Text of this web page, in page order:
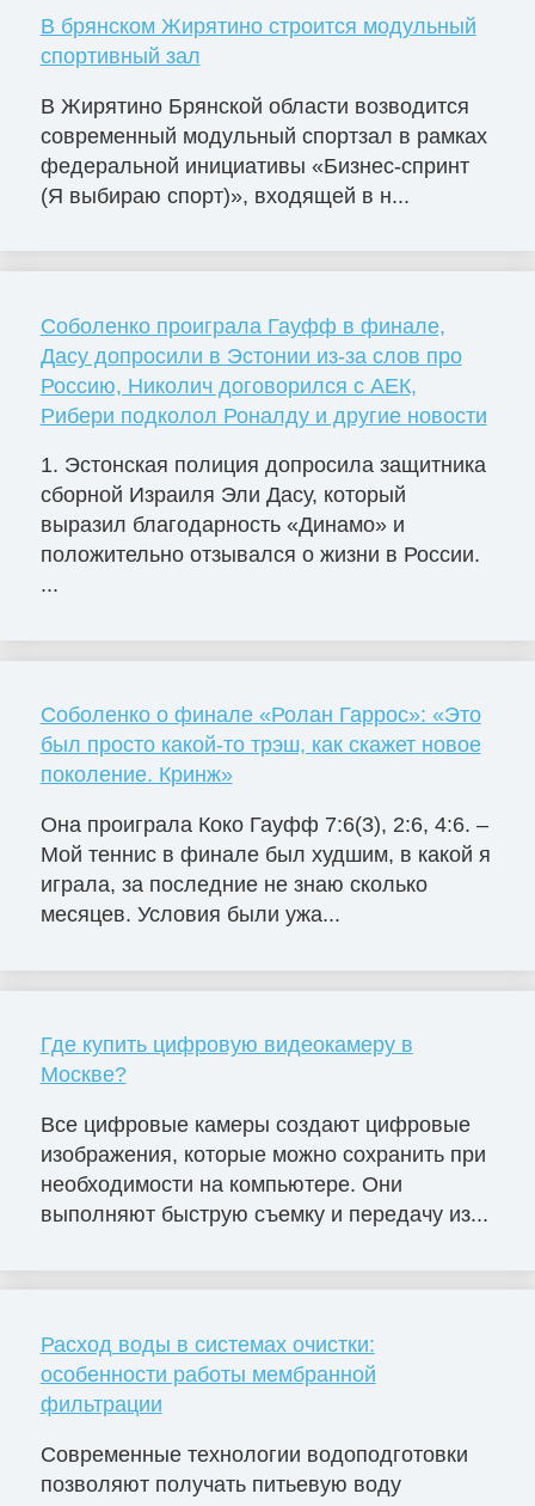
В брянском Жирятино строится модульный
спортивный зал
В Жирятино Брянской области возводится
современный модульный спортзал в рамках
федеральной инициативы «Бизнес-спринт
(Я выбираю спорт)», входящей в н...
Соболенко проиграла Гауфф в финале,
Дасу допросили в Эстонии из-за слов про
Россию, Николич договорился с АЕК,
Рибери подколол Роналду и другие новости
1. Эстонская полиция допросила защитника
сборной Израиля Эли Дасу, который
выразил благодарность «Динамо» и
положительно отзывался о жизни в России.
...
Соболенко о финале «Ролан Гаррос»: «Это
был просто какой-то трэш, как скажет новое
поколение. Кринж»
Она проиграла Коко Гауфф 7:6(3), 2:6, 4:6. –
Мой теннис в финале был худшим, в какой я
играла, за последние не знаю сколько
месяцев. Условия были ужа...
Где купить цифровую видеокамеру в
Москве?
Все цифровые камеры создают цифровые
изображения, которые можно сохранить при
необходимости на компьютере. Они
выполняют быструю съемку и передачу из...
Расход воды в системах очистки:
особенности работы мембранной
фильтрации
Современные технологии водоподготовки
позволяют получать питьевую воду